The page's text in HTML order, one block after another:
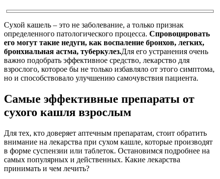
Сухой кашель – это не заболевание, а только признак
определенного патологического процесса. Спровоцировать
его могут такие недуги, как воспаление бронхов, легких,
бронхиальная астма, туберкулез.Для его устранения очень
важно подобрать эффективное средство, лекарство для
взрослого, которое бы не только избавляло от этого симптома,
но и способствовало улучшению самочувствия пациента.
Самые эффективные препараты от
сухого кашля взрослым
Для тех, кто доверяет аптечным препаратам, стоит обратить
внимание на лекарства при сухом кашле, которые производят
в форме суспензии или таблеток. Остановимся подробнее на
самых популярных и действенных. Какие лекарства
принимать и чем лечить?